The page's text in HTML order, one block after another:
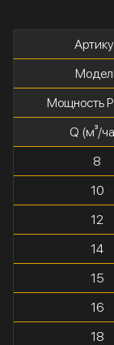
Мощность P
Q (м³/
8
10
12
14
15
16
18